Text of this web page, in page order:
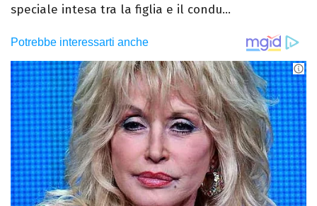
speciale intesa tra la figlia e il condu...